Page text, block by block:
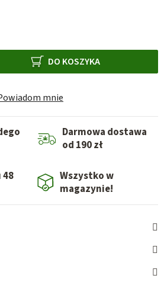
DO KOSZYKA
mnie
Darmowa dostawa
od 190 zł
48
Wszystko w
magazynie!